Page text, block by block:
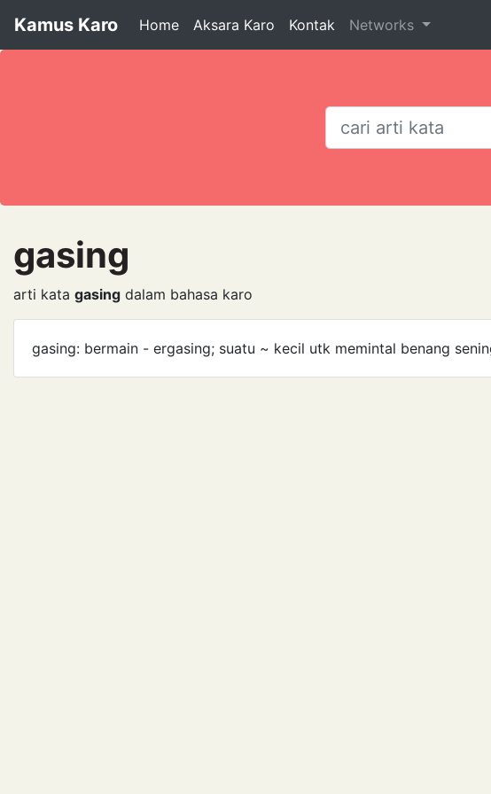
Kamus Karo Home Aksara Karo Kontak Networks
gasing
arti kata gasing dalam bahasa karo
gasing: bermain - ergasing; suatu ~ kecil utk memintal benang